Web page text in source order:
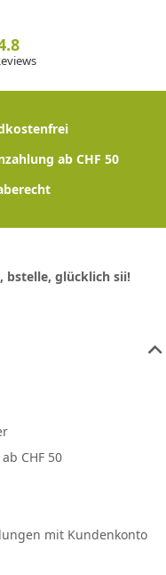
ab CHF 50
bstelle, glücklich sii!
CHF 50
mit Kundenkonto